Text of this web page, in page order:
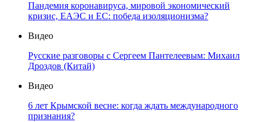
Пандемия коронавируса, мировой экономический
кризис, ЕАЭС и ЕС: победа изоляционизма?
Видео
Русские разговоры с Сергеем Пантелеевым: Михаил
Дроздов (Китай)
Видео
6 лет Крымской весне: когда ждать международного
признания?